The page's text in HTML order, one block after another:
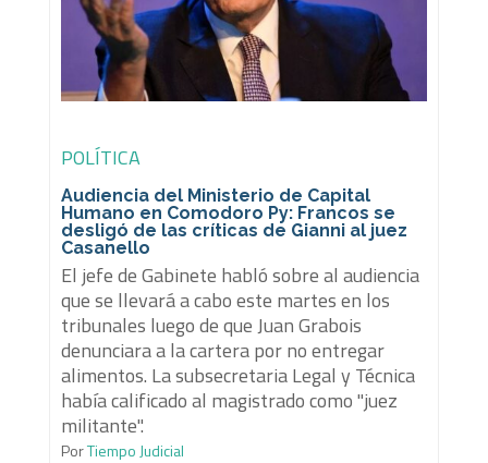
POLÍTICA
Audiencia del Ministerio de Capital
Humano en Comodoro Py: Francos se
desligó de las críticas de Gianni al juez
Casanello
El jefe de Gabinete habló sobre al audiencia
que se llevará a cabo este martes en los
tribunales luego de que Juan Grabois
denunciara a la cartera por no entregar
alimentos. La subsecretaria Legal y Técnica
había calificado al magistrado como "juez
militante".
PorTiempo Judicial